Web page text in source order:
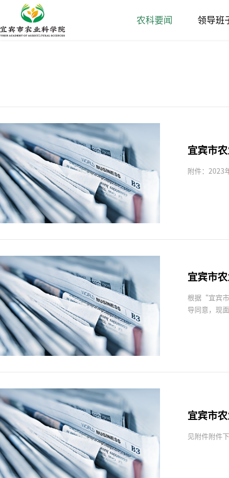
农科要闻 领导班
宜宾市
附件：2023
宜宾市
根据“宜宾市
导同意，现
宜宾市
见附件附件